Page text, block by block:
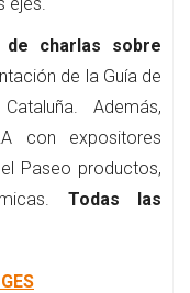
charlas sobre
de la Guía de
Además,
con expositores
Paseo productos,
Todas las